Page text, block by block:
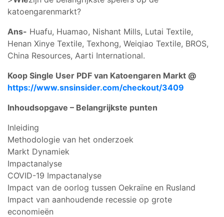
katoengarenmarkt?
Ans- Huafu, Huamao, Nishant Mills, Lutai Textile,
Henan Xinye Textile, Texhong, Weiqiao Textile, BROS,
China Resources, Aarti International.
Koop Single User PDF van Katoengaren Markt @
https://www.snsinsider.com/checkout/3409
Inhoudsopgave – Belangrijkste punten
Inleiding
Methodologie van het onderzoek
Markt Dynamiek
Impactanalyse
COVID-19 Impactanalyse
Impact van de oorlog tussen Oekraïne en Rusland
Impact van aanhoudende recessie op grote
economieën